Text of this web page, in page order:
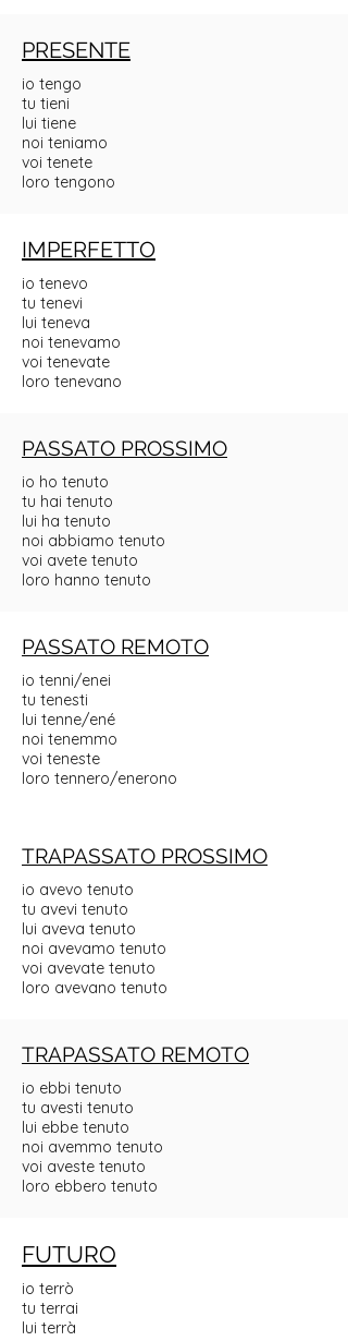
PRESENTE
io tengo
tu tieni
lui tiene
noi teniamo
voi tenete
loro tengono
IMPERFETTO
io tenevo
tu tenevi
lui teneva
noi tenevamo
voi tenevate
loro tenevano
PASSATO PROSSIMO
io ho tenuto
tu hai tenuto
lui ha tenuto
noi abbiamo tenuto
voi avete tenuto
loro hanno tenuto
PASSATO REMOTO
io tenni/enei
tu tenesti
lui tenne/ené
noi tenemmo
voi teneste
loro tennero/enerono
TRAPASSATO PROSSIMO
io avevo tenuto
tu avevi tenuto
lui aveva tenuto
noi avevamo tenuto
voi avevate tenuto
loro avevano tenuto
TRAPASSATO REMOTO
io ebbi tenuto
tu avesti tenuto
lui ebbe tenuto
noi avemmo tenuto
voi aveste tenuto
loro ebbero tenuto
FUTURO
io terrò
tu terrai
lui terrà